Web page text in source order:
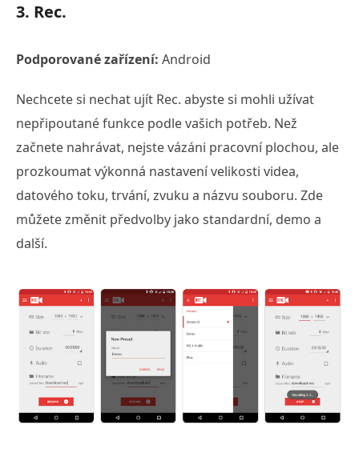
3. Rec.
Podporované zařízení: Android
Nechcete si nechat ujít Rec. abyste si mohli užívat
nepřipoutané funkce podle vašich potřeb. Než
začnete nahrávat, nejste vázáni pracovní plochou, ale
prozkoumat výkonná nastavení velikosti videa,
datového toku, trvání, zvuku a názvu souboru. Zde
můžete změnit předvolby jako standardní, demo a
další.